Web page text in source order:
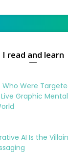
I read and learn
Who Were
Graphic
AI Is the